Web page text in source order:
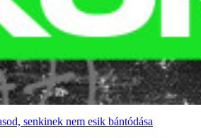
senkinek nem esik bántódása